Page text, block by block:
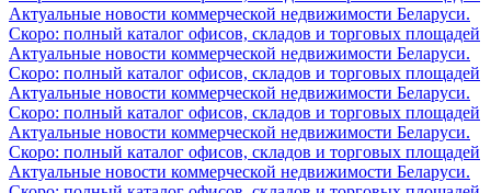
Актуальные новости коммерческой недвижимости Беларуси.
Скоро: полный каталог офисов, складов и торговых площадей
Актуальные новости коммерческой недвижимости Беларуси.
Скоро: полный каталог офисов, складов и торговых площадей
Актуальные новости коммерческой недвижимости Беларуси.
Скоро: полный каталог офисов, складов и торговых площадей
Актуальные новости коммерческой недвижимости Беларуси.
Скоро: полный каталог офисов, складов и торговых площадей
Актуальные новости коммерческой недвижимости Беларуси.